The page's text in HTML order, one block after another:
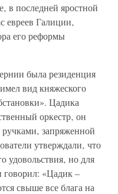
в последней яростной
евреев Галиции‚
его реформы
была резиденция
вид княжеского
Цадика
оркестр‚ он
запряженной
утверждали‚ что
удовольствия‚ но для
говорил: «Цадик –
свыше все блага на